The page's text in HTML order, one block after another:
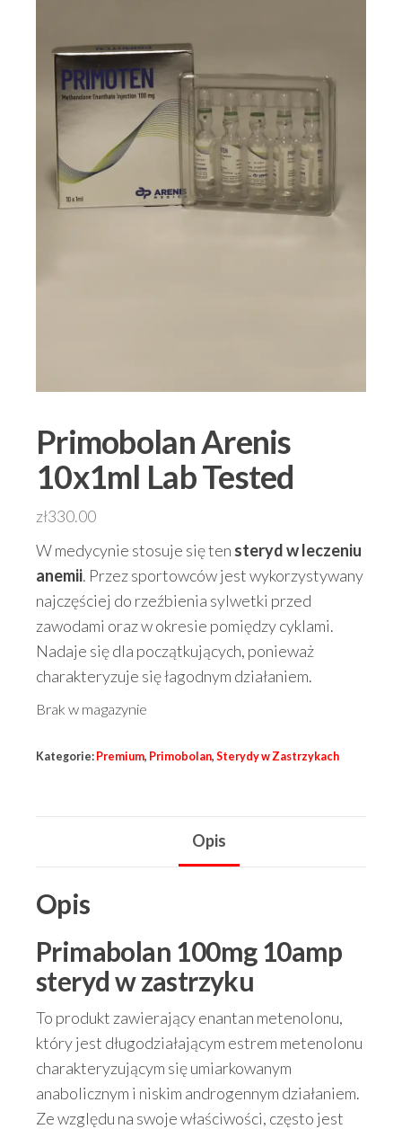
Primobolan Arenis
10x1ml Lab Tested
zł330.00
W medycynie stosuje się ten steryd w leczeniu
anemii. Przez sportowców jest wykorzystywany
najczęściej do rzeźbienia sylwetki przed
zawodami oraz w okresie pomiędzy cyklami.
Nadaje się dla początkujących, ponieważ
charakteryzuje się łagodnym działaniem.
Brak w magazynie
Kategorie: Premium, Primobolan, Sterydy w Zastrzykach
Opis
Opis
Primabolan 100mg 10amp
steryd w zastrzyku
To produkt zawierający enantan metenolonu,
który jest długodziałającym estrem metenolonu
charakteryzującym się umiarkowanym
anabolicznym i niskim androgennym działaniem.
Ze względu na swoje właściwości, często jest